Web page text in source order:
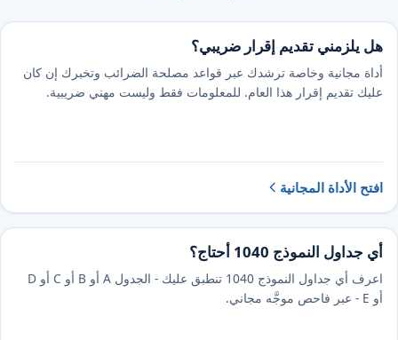
هل يلزمني تقديم إقرار ضريبي؟
أداة مجانية وخاصة ترشدك عبر قواعد مصلحة الضرائب وتخبرك إن كان
عليك تقديم إقرار هذا العام. للمعلومات فقط وليست مهني ضريبية.
افتح الأداة المجانية
أي جداول النموذج 1040 أحتاج؟
اعرف أي جداول النموذج 1040 تنطبق عليك - الجدول A أو B أو C أو D
أو E - عبر فاحص موجَّه مجاني.